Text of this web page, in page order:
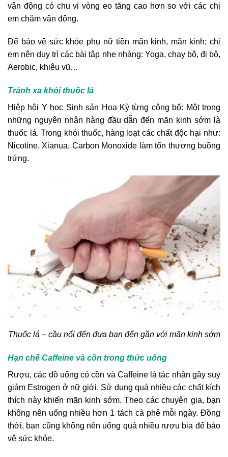
vận động có chu vi vòng eo tăng cao hơn so với các chị
em chăm vận động.
Để bảo vệ sức khỏe phụ nữ tiền mãn kinh, mãn kinh; chị
em nên duy trì các bài tập nhẹ nhàng: Yoga, chạy bộ, đi bộ,
Aerobic, khiêu vũ…
Tránh xa khói thuốc lá
Hiệp hội Y học Sinh sản Hoa Kỳ từng công bố: Một trong
những nguyên nhân hàng đầu dẫn đến mãn kinh sớm là
thuốc lá. Trong khói thuốc, hàng loạt các chất độc hại như:
Nicotine, Xianua, Carbon Monoxide làm tổn thương buồng
trứng.
Thuốc lá – cầu nối đến đưa bạn đến gần với mãn kinh sớm
Hạn chế Caffeine và cồn trong thức uống
Rượu, các đồ uống có cồn và Caffeine là tác nhân gây suy
giảm Estrogen ở nữ giới. Sử dụng quá nhiều các chất kích
thích này khiến mãn kinh sớm. Theo các chuyên gia, bạn
không nên uống nhiều hơn 1 tách cà phê mỗi ngày. Đồng
thời, bạn cũng không nên uống quá nhiều rượu bia để bảo
vệ sức khỏe.